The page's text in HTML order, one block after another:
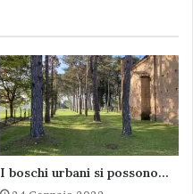
I boschi urbani si possono…